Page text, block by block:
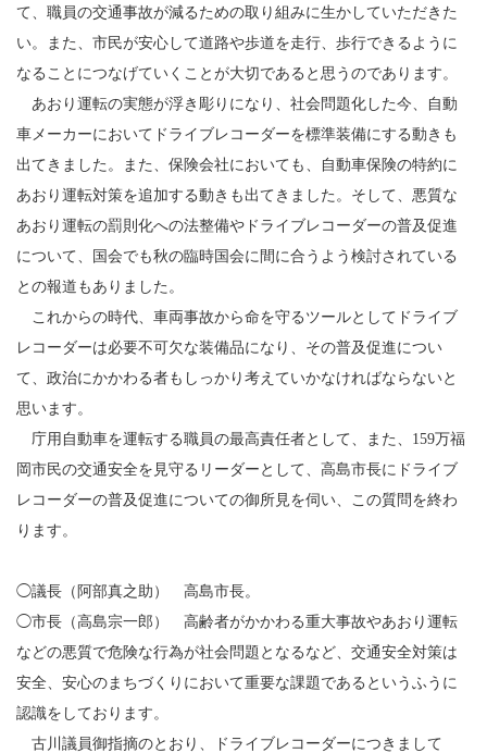
て、職員の交通事故が減るための取り組みに生かしていただきた
い。また、市民が安心して道路や歩道を走行、歩行できるように
なることにつなげていくことが大切であると思うのであります。
あおり運転の実態が浮き彫りになり、社会問題化した今、自動
車メーカーにおいてドライブレコーダーを標準装備にする動きも
出てきました。また、保険会社においても、自動車保険の特約に
あおり運転対策を追加する動きも出てきました。そして、悪質な
あおり運転の罰則化への法整備やドライブレコーダーの普及促進
について、国会でも秋の臨時国会に間に合うよう検討されている
との報道もありました。
これからの時代、車両事故から命を守るツールとしてドライブ
レコーダーは必要不可欠な装備品になり、その普及促進につい
て、政治にかかわる者もしっかり考えていかなければならないと
思います。
庁用自動車を運転する職員の最高責任者として、また、159万福
岡市民の交通安全を見守るリーダーとして、高島市長にドライブ
レコーダーの普及促進についての御所見を伺い、この質問を終わ
ります。
◯議長（阿部真之助） 高島市長。
◯市長（高島宗一郎） 高齢者がかかわる重大事故やあおり運転
などの悪質で危険な行為が社会問題となるなど、交通安全対策は
安全、安心のまちづくりにおいて重要な課題であるというふうに
認識をしております。
古川議員御指摘のとおり、ドライブレコーダーにつきまして